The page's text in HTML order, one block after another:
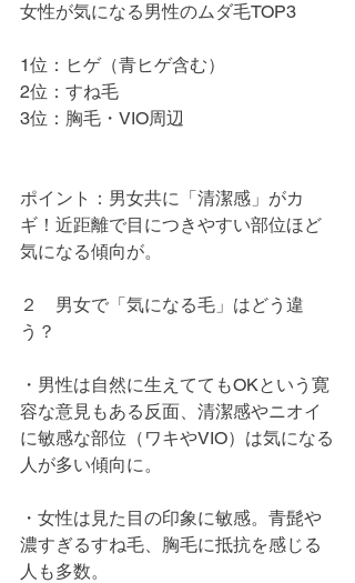
女性が気になる男性のムダ毛TOP3
1位：ヒゲ（青ヒゲ含む）
2位：すね毛
3位：胸毛・VIO周辺
ポイント：男女共に「清潔感」がカ
ギ！近距離で目につきやすい部位ほど
気になる傾向が。
２　男女で「気になる毛」はどう違
う？
・男性は自然に生えててもOKという寛
容な意見もある反面、清潔感やニオイ
に敏感な部位（ワキやVIO）は気になる
人が多い傾向に。
・女性は見た目の印象に敏感。青髭や
濃すぎるすね毛、胸毛に抵抗を感じる
人も多数。